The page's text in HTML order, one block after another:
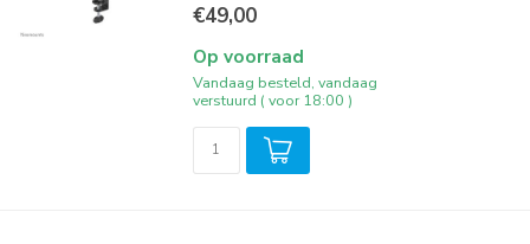
€49,00
Op voorraad
Vandaag besteld, vandaag
verstuurd ( voor 18:00 )